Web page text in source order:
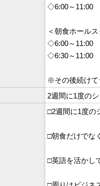
◇6:00～11:00
＜朝食ホールス
◇6:00～11:00
◇6:30～11:00
※その後続けて
2週間に1度の
□2週間に1度の
□朝食だけでな
□英語を活かし